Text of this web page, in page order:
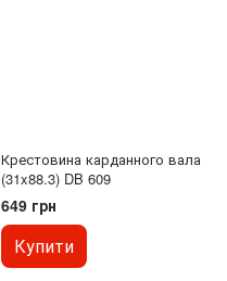
Крестовина карданного вала
(31x88.3) DB 609
649 грн
Купити